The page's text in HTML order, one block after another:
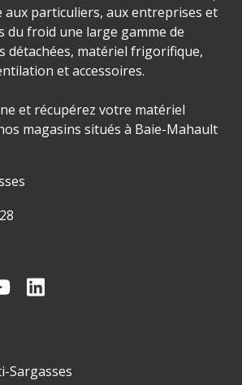
aux particuliers, aux entreprises et
du froid une large gamme de
détachées, matériel frigorifique,
et accessoires.
et récupérez votre matériel
magasins situés à Baie-Mahault
Sargasses